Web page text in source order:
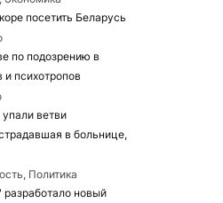
посетить Беларусь
по подозрению в
и психотропов
ветви
в больнице,
Политика
новый